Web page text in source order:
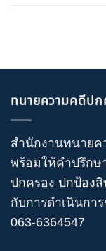
ทนายความคดีปก
สำนักงานทนายค
พร้อมให้คำปรึกษ
ปกครอง ปกป้องสิ
กับการดำเนินกา
063-6364547